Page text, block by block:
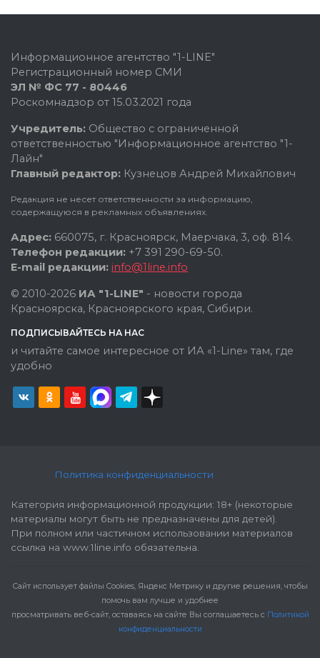
Информационное агентство "1-LINE"
Регистрационный номер СМИ
ЭЛ № ФС 77 - 80446
Роскомнадзор от 15.03.2021 года
Учредитель: Общество с ограниченной
ответственностью "Информационное агентство "1-
Лайн"
Главный редактор: Кузнецов Андрей Михайлович
Редакция не несет ответственности за информацию,
содержащуюся в рекламных объявлениях.
Адрес: 660075, г. Красноярск, Маерчака, 3, оф. 814.
Телефон редакции: +7 391 290-69-50.
E-mail редакции: info@1line.info
© 2010-2026 ИА "1-LINE" - новости города
Красноярска, Красноярского края, Сибири.
ПОДПИСЫВАЙТЕСЬ НА НАС
и читайте самое интересное от ИА «1-Line» там, где
удобно
Политика конфиденциальности
Категория информационной продукции: 18+ (некоторые
материалы могут быть не предназначены для детей).
При полном или частичном использовании материалов
ссылка на www.1line.info обязательна.
Cайт использует файлы Cookies, Яндекс Метрику и другие решения, чтобы
помочь вам лучше и удобнее
просматривать веб-сайт, оставаясь на сайте Вы соглашаетесь с Политикой
конфиденциальности